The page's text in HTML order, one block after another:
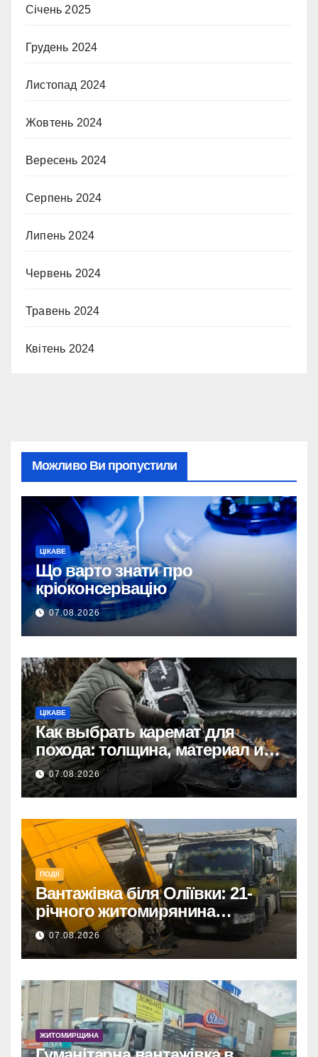
Січень 2025
Грудень 2024
Листопад 2024
Жовтень 2024
Вересень 2024
Серпень 2024
Липень 2024
Червень 2024
Травень 2024
Квітень 2024
Можливо Ви пропустили
ЦІКАВЕ
Що варто знати про
кріоконсервацію
07.08.2026
ЦІКАВЕ
Как выбрать каремат для
похода: толщина, материал и
размер
07.08.2026
ПОДІЇ
Вантажівка біля Оліївки: 21-
річного житомирянина
травмовано
07.08.2026
ЖИТОМИРЩИНА